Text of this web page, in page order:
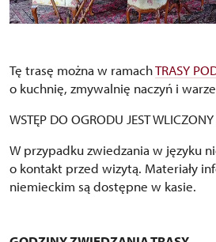
Tę trasę można w ramachTRASY
o kuchnię, zmywalnię naczyń i
WSTĘP DO OGRODU JEST
W przypadku zwiedzania w języku
o kontakt przed wizytą. Materiały
niemieckim są dostępne w kasie.